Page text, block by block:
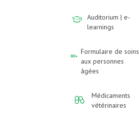
Auditorium | e-
learnings
Formulaire de soins
aux personnes
âgées
Médicaments
vétérinaires